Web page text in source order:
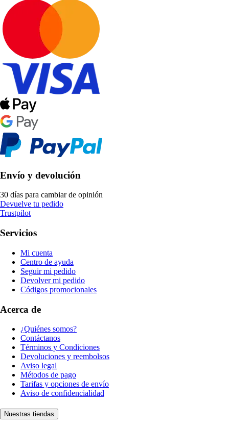
Envío y devolución
30 días para cambiar de opinión
Devuelve tu pedido
Trustpilot
Servicios
Mi cuenta
Centro de ayuda
Seguir mi pedido
Devolver mi pedido
Códigos promocionales
Acerca de
¿Quiénes somos?
Contáctanos
Términos y Condiciones
Devoluciones y reembolsos
Aviso legal
Métodos de pago
Tarifas y opciones de envío
Aviso de confidencialidad
Nuestras tiendas